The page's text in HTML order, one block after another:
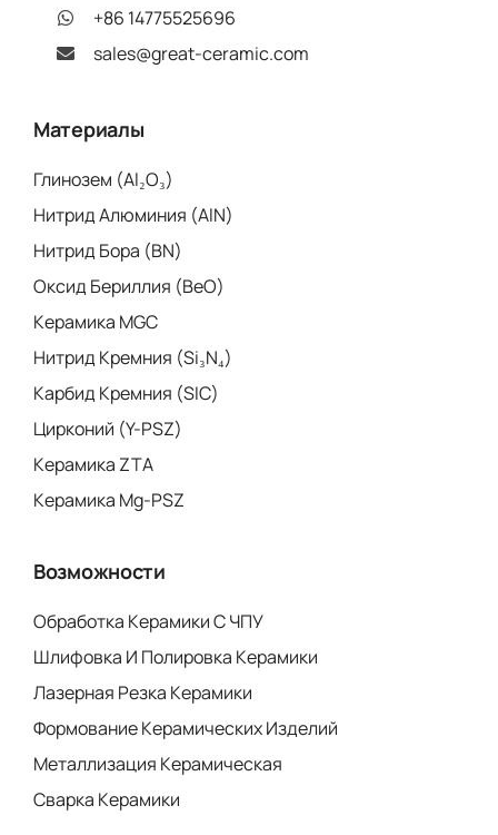
+86 14775525696
sales@great-ceramic.com
Материалы
Глинозем (Al₂O₃)
Нитрид Алюминия (AlN)
Нитрид Бора (BN)
Оксид Бериллия (BeO)
Керамика MGC
Нитрид Кремния (Si₃N₄)
Карбид Кремния (SIC)
Цирконий (Y-PSZ)
Керамика ZTA
Керамика Mg-PSZ
Возможности
Обработка Керамики С ЧПУ
Шлифовка И Полировка Керамики
Лазерная Резка Керамики
Формование Керамических Изделий
Металлизация Керамическая
Сварка Керамики